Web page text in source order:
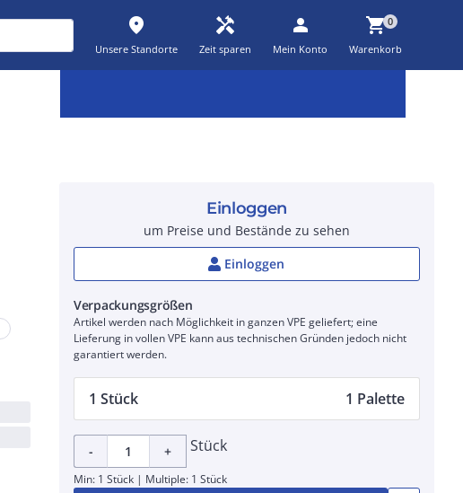
place
Unsere Standorte
handyman
Zeit sparen
person
Mein Konto
shopping_cart0
Warenkorb
Einloggen
um Preise und Bestände zu sehen
Einloggen
Verpackungsgrößen
Artikel werden nach Möglichkeit in ganzen VPE geliefert; eine
Lieferung in vollen VPE kann aus technischen Gründen jedoch nicht
garantiert werden.
1 Stück 1 Palette
- + Stück
Min: 1 Stück | Multiple: 1 Stück